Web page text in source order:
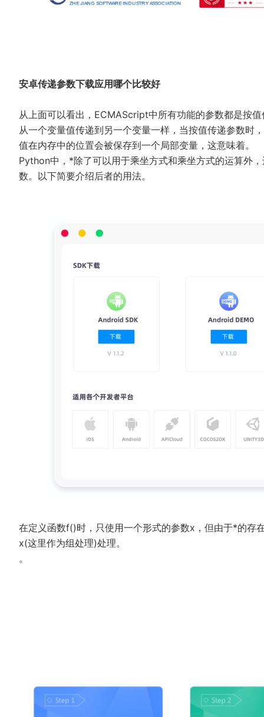
安卓传递参数下载应用哪个比较好
从上面可以看出，ECMAScript中所有功能的参数都是按
从一个变量值传递到另一个变量一样，当按值传递参数时
值在内存中的位置会被保存到一个局部变量，这意味着。
Python中，*除了可以用于乘坐方式和乘坐方式的运算外
数。以下简要介绍后者的用法。
在定义函数f()时，只使用一个形式的参数x，但由于*的存
x(这里作为组处理)处理。
。